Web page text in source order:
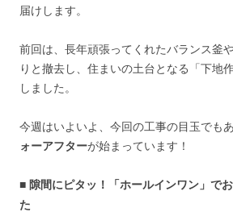
届けします。
前回は、長年頑張ってくれたバランス釜
りと撤去し、住まいの土台となる「下地
しました。
今週はいよいよ、今回の工事の目玉でも
ォーアフターが始まっています！
■ 隙間にピタッ！「ホールインワン」で
た